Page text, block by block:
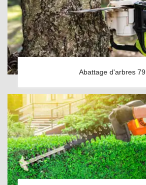
Abattage d'arbres 79